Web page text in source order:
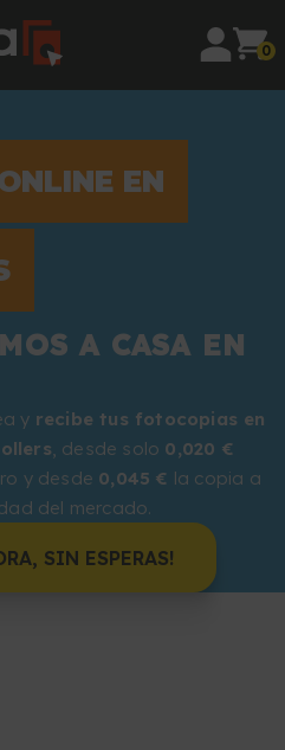
0
EN
A CASA EN
y recibe tus fotocopias en
, desde solo 0,020 €
y desde 0,045 € la copia a
del mercado.
SIN ESPERAS!